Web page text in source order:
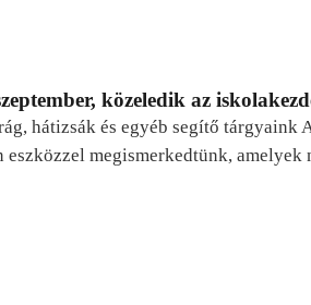
közeledik az
hátizsák és egyéb segítő
eszközzel megismerkedtünk,